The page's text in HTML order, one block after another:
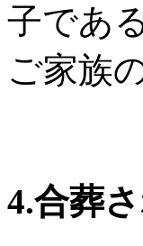
子であ
ご家族
4.合葬